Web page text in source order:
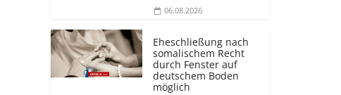
06.08.2026
Eheschließung nach
somalischem Recht
durch Fenster auf
deutschem Boden
möglich